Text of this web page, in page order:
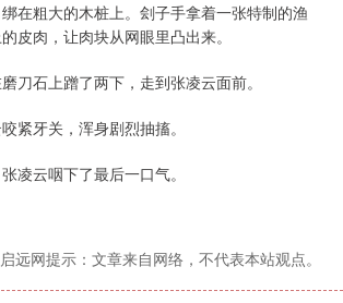
在粗大的木桩上。刽子手拿着一张特制的渔
皮肉，让肉块从网眼里凸出来。
刀石上蹭了两下，走到张凌云面前。
紧牙关，浑身剧烈抽搐。
凌云咽下了最后一口气。
启远网提示：文章来自网络，不代表本站观点。